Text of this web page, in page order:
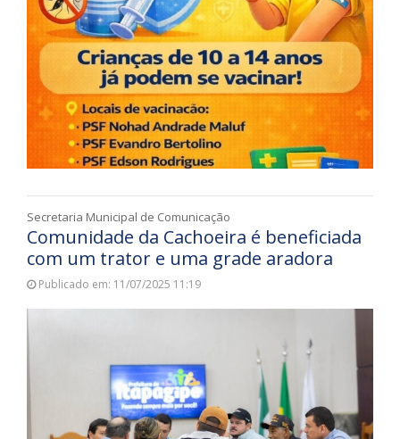
Secretaria Municipal de Comunicação
Comunidade da Cachoeira é beneficiada
com um trator e uma grade aradora
Publicado em: 11/07/2025 11:19